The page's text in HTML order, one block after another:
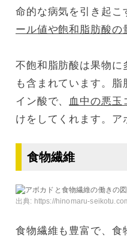
命的な病気を引き起こ
ール値や飽和脂肪酸の
不飽和脂肪酸は果物に
も含まれています。
イン酸で、 血中の悪玉
けをしてくれます。ア
食物繊維
出典: https://hinomaru-
食物繊維も豊富で、食